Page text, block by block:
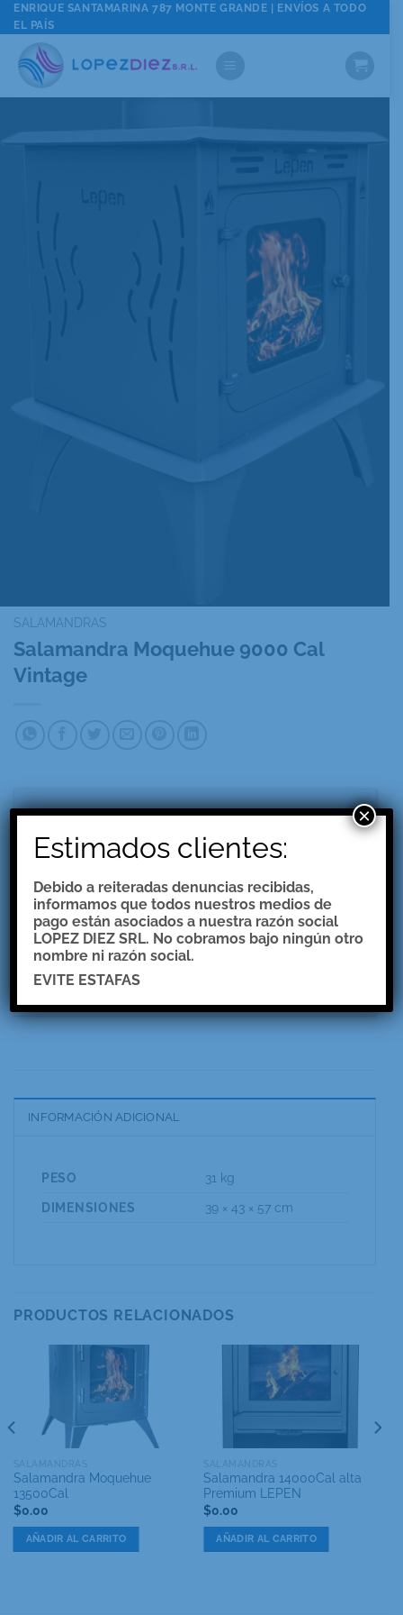
Saltar
al
contenido
ENRIQUE SANTAMARINA 787 MONTE GRANDE | ENVÍOS A TODO
EL PAÍS
SALAMANDRAS
Salamandra Moquehue 9000 Cal
Vintage
$0.00
AÑADIR AL CARRITO
Categoría:Salamandras
INFORMACIÓN ADICIONAL
PESO
31 kg
DIMENSIONES
39 × 43 × 57 cm
PRODUCTOS RELACIONADOS
SALAMANDRAS
Salamandra Moquehue
13500Cal
$0.00
AÑADIR AL CARRITO
SALAMANDRAS
Salamandra 14000Cal alta
Premium LEPEN
$0.00
AÑADIR AL CARRITO
Estimados clientes:
Debido a reiteradas denuncias recibidas,
informamos que todos nuestros medios de
pago están asociados a nuestra razón social
LOPEZ DIEZ SRL. No cobramos bajo ningún otro
nombre ni razón social.
EVITE ESTAFAS
×